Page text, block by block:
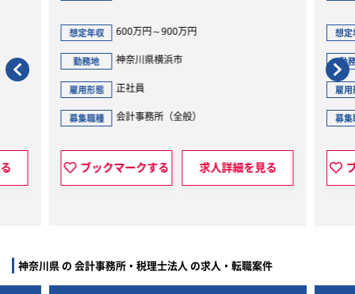
想定年収 600万円～900万円
勤務地 神奈川県横浜市
雇用形態 正社員
募集職種 会計事務所（全般）
ブックマークする 求人詳細を見る
想定
勤
雇用
募集
神奈川県 の 会計事務所・税理士法人 の求人・転職案件